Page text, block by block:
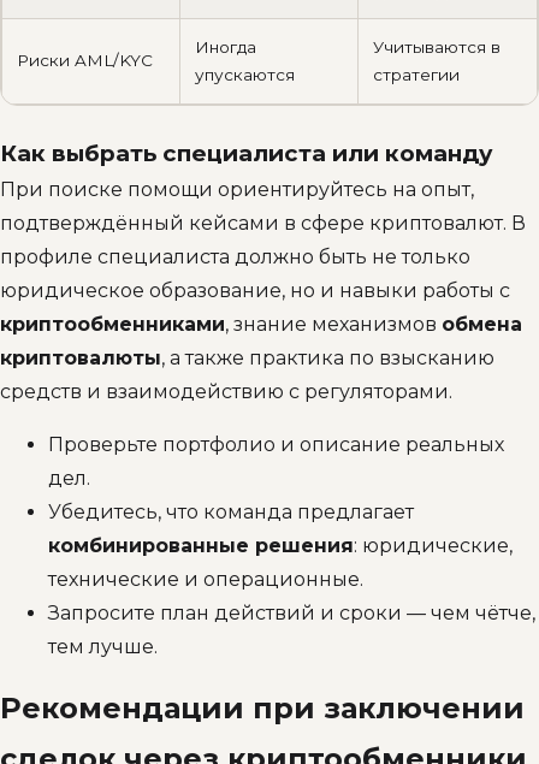
Риски AML/KYC
Иногда
упускаются
Учитываются в
стратегии
Как выбрать специалиста или команду
При поиске помощи ориентируйтесь на опыт,
подтверждённый кейсами в сфере криптовалют. В
профиле специалиста должно быть не только
юридическое образование, но и навыки работы с
криптообменниками, знание механизмов обмена
криптовалюты, а также практика по взысканию
средств и взаимодействию с регуляторами.
Проверьте портфолио и описание реальных
дел.
Убедитесь, что команда предлагает
комбинированные решения: юридические,
технические и операционные.
Запросите план действий и сроки — чем чётче,
тем лучше.
Рекомендации при заключении